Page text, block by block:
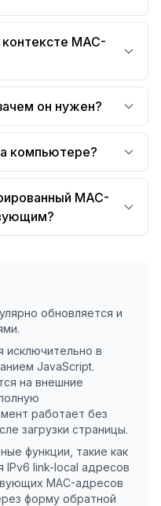
MAC-
он нужен?
компьютере?
MAC-
обновляется и
исключительно в
JavaScript.
на внешние
работает без
загрузки страницы.
функции, такие как
IPv6 link-local адресов
MAC-адресов
форму обратной